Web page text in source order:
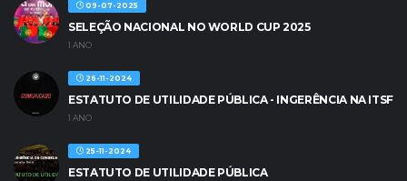
09-07-2025
SELEÇÃO NACIONAL NO WORLD CUP 2025
1 ANO
26-11-2024
ESTATUTO DE UTILIDADE PÚBLICA - INGERÊNCIA NA ITSF
1 ANO
25-11-2024
ESTATUTO DE UTILIDADE PÚBLICA